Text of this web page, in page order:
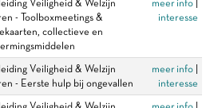
Veiligheid & Welzijn
- Toolboxmeetings &
collectieve en
meer info
interesse
Veiligheid & Welzijn
- Eerste hulp bij ongevallen
meer info
interesse